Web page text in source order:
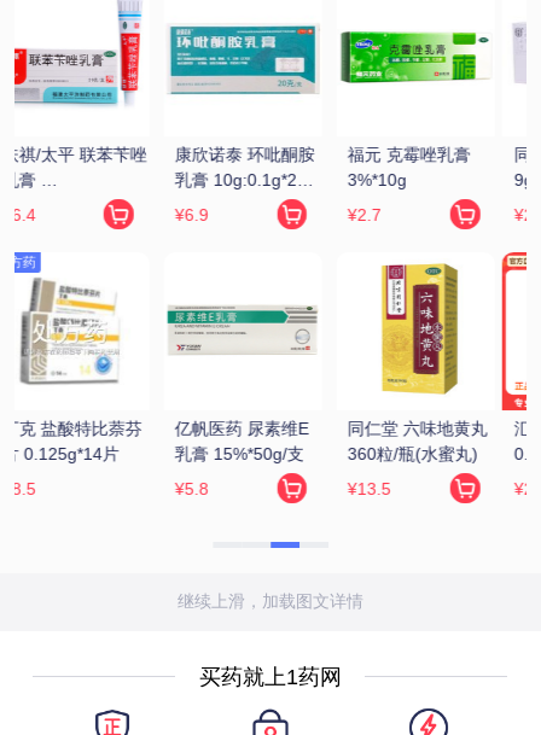
同仁堂 锁阳固精丸
9g*10丸
¥22.4
九芝堂/芝 六味地黄
丸(浓缩丸) 200丸/
瓶
¥12.8
同仁堂 六味地黄丸
9g*10丸(大蜜丸)
¥16.9
汇仁 肾宝片
0.7g*126片/瓶
¥229
张恒春 六味地黄丸
200丸(浓缩丸)
¥6.5
金水宝 金水宝胶囊
0.33g*9粒*12板
¥72.17
继续上滑，加载图文详情
买药就上1药网